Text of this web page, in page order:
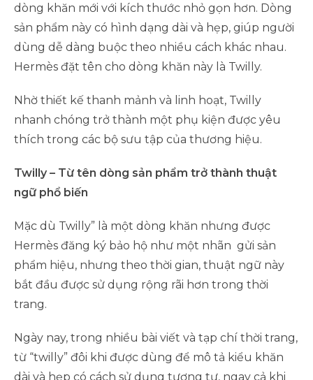
dòng khăn mới với kích thước nhỏ gọn hơn. Dòng
sản phẩm này có hình dạng dài và hẹp, giúp người
dùng dễ dàng buộc theo nhiều cách khác nhau.
Hermès đặt tên cho dòng khăn này là Twilly.
Nhờ thiết kế thanh mảnh và linh hoạt, Twilly
nhanh chóng trở thành một phụ kiện được yêu
thích trong các bộ sưu tập của thương hiệu.
Twilly – Từ tên dòng sản phẩm trở thành thuật
ngữ phổ biến
Mặc dù Twilly” là một dòng khăn nhưng được
Hermès đăng ký bảo hộ như một nhãn gửi sản
phẩm hiệu, nhưng theo thời gian, thuật ngữ này
bắt đầu được sử dụng rộng rãi hơn trong thời
trang.
Ngày nay, trong nhiều bài viết và tạp chí thời trang,
từ “twilly” đôi khi được dùng để mô tả kiểu khăn
dài và hẹp có cách sử dụng tương tự, ngay cả khi